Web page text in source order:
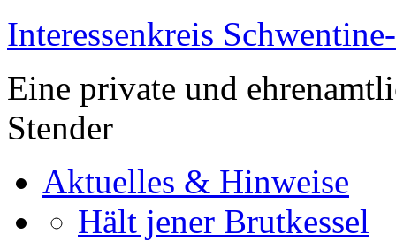
Interessenkreis
Eine private und
Stender
Aktuelles & Hinweise
Hält jener Brutkessel